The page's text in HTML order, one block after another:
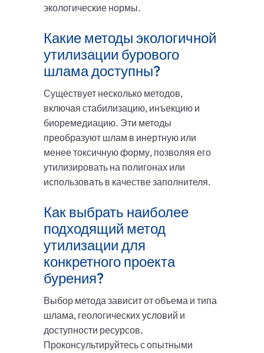
экологические нормы.
Какие методы экологичной
утилизации бурового
шлама доступны?
Существует несколько методов,
включая стабилизацию, инъекцию и
биоремедиацию. Эти методы
преобразуют шлам в инертную или
менее токсичную форму, позволяя его
утилизировать на полигонах или
использовать в качестве заполнителя.
Как выбрать наиболее
подходящий метод
утилизации для
конкретного проекта
бурения?
Выбор метода зависит от объема и типа
шлама, геологических условий и
доступности ресурсов.
Проконсультируйтесь с опытными